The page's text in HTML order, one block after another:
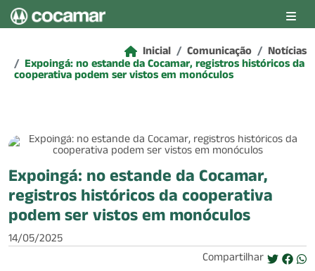
Inicial Comunicação Notícias
Expoingá: no estande da Cocamar, registros históricos da
cooperativa podem ser vistos em monóculos
Expoingá: no estande da Cocamar,
registros históricos da cooperativa
podem ser vistos em monóculos
14/05/2025
Compartilhar